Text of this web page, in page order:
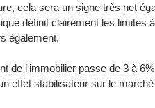
cela sera un signe très net
définit clairement les limites
également.
de l'immobilier passe de 3 à
effet stabilisateur sur le